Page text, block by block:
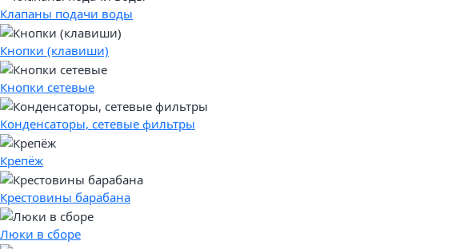
Клапаны подачи воды
Кнопки (клавиши)
Кнопки сетевые
Конденсаторы, сетевые фильтры
Крепёж
Крестовины барабана
Люки в сборе